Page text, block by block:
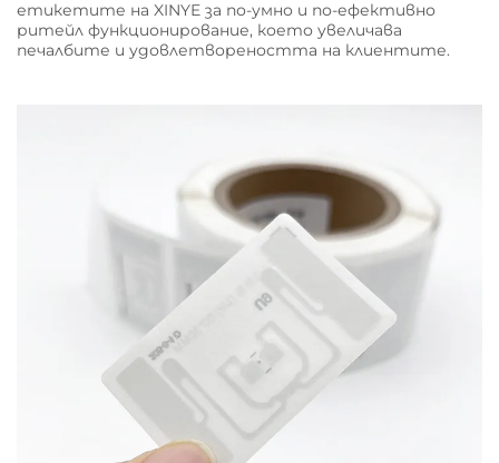
етикетите на XINYE за по-умно и по-ефективно
ритейл функционирование, което увеличава
печалбите и удовлетвореността на клиентите.